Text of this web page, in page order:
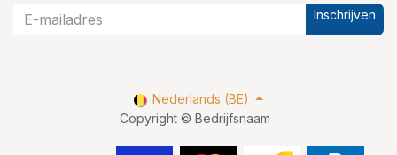
Inschrijven
Copyright © Bedrijfsnaam
Nederlands (BE)